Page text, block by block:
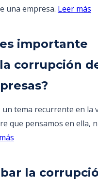
una empresa. Leer más
importante
corrupción
tema recurrente en la
que pensamos en ella,
la